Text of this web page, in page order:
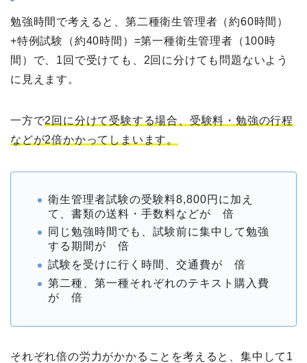
勉強時間で考えると、第二種衛生管理者（約60時間）
+特例試験（約40時間）=第一種衛生管理者（100時
間）で、1回で受けても、2回に分けても問題ないよう
に見えます。
一方で2回に分けて受験する場合、受験料・勉強の行程
などが2倍かかってしまいます。
衛生管理者試験の受験料8,800円に加え
て、書類の送料・手数料などが 倍
同じ勉強時間でも、試験前に集中して勉強
する期間が 倍
試験を受けに行く時間、交通費が 倍
第二種、第一種それぞれのテキスト購入費
が 倍
それぞれ倍の労力がかかることを考えると、集中して1